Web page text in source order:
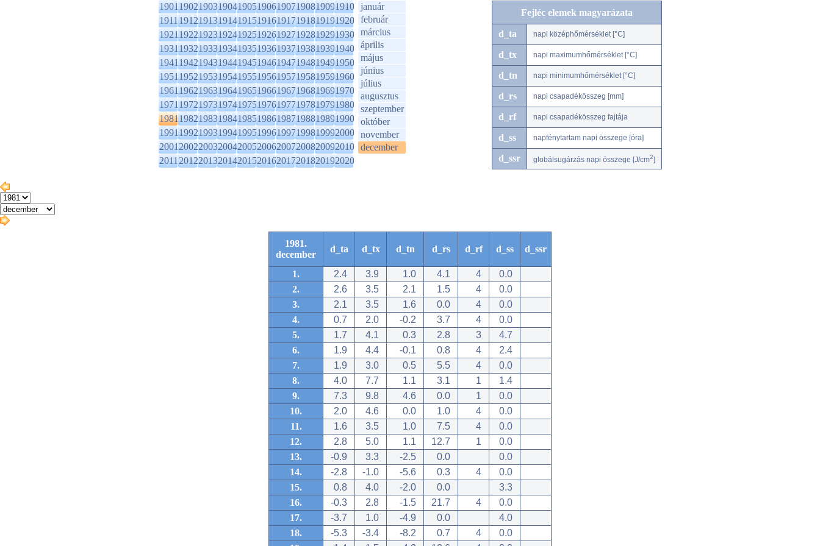
1901190219031904190519061907190819091910
1911191219131914191519161917191819191920
1921192219231924192519261927192819291930
1931193219331934193519361937193819391940
1941194219431944194519461947194819491950
1951195219531954195519561957195819591960
1961196219631964196519661967196819691970
1971197219731974197519761977197819791980
1981198219831984198519861987198819891990
1991199219931994199519961997199819992000
2001200220032004200520062007200820092010
2011201220132014201520162017201820192020
január
február
március
április
május
június
július
augusztus
szeptember
október
november
december
Fejléc elemek magyarázata
d_ta napi középhőmérséklet [°C]
d_tx napi maximumhőmérséklet [°C]
d_tn napi minimumhőmérséklet [°C]
d_rs napi csapadékösszeg [mm]
d_rf napi csapadékösszeg fajtája
d_ss napfénytartam napi összege [óra]
d_ssr globálsugárzás napi összege [J/cm2]
1981.
december
d_ta d_tx d_tn d_rs d_rf d_ss d_ssr
1. 2.4 3.9 1.0 4.1 4
0.0
2.
2.6 3.5 2.1 1.5 4
0.0
3.
2.1 3.5 1.6 0.0 4
0.0
4.
0.7 2.0 -0.2 3.7 4
0.0
5.
1.7 4.1 0.3 2.8 3
4.7
6.
1.9 4.4 -0.1 0.8 4
2.4
7.
1.9 3.0 0.5 5.5 4
0.0
8.
4.0 7.7 1.1 3.1 1
1.4
9.
7.3 9.8 4.6 0.0 1
0.0
10.
2.0 4.6 0.0 1.0 4
0.0
11.
1.6 3.5 1.0 7.5 4
0.0
12.
2.8 5.0 1.1 12.7 1
0.0
13.
-0.9 3.3 -2.5 0.0
0.0
14.
-2.8 -1.0 -5.6 0.3 4
0.0
15.
0.8 4.0 -2.0 0.0
3.3
16.
-0.3 2.8 -1.5 21.7 4
0.0
17.
-3.7 1.0 -4.9 0.0
4.0
18.
-5.3 -3.4 -8.2 0.7 4
0.0